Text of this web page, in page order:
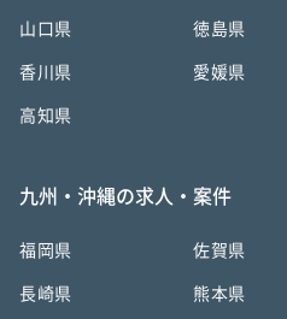
山口県 徳島県
香川県 愛媛県
高知県
九州・沖縄の求人・案件
福岡県 佐賀県
長崎県 熊本県